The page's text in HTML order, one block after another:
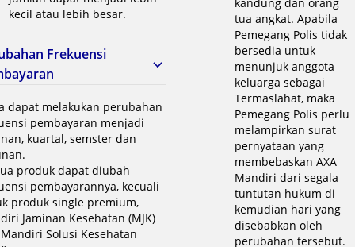
kecil atau lebih besar.
Frekuensi
dapat melakukan perubahan
pembayaran menjadi
kuartal, semster dan
produk dapat diubah
pembayarannya, kecuali
produk single premium,
Jaminan Kesehatan (MJK)
Solusi Kesehatan
kandung dan orang
tua angkat. Apabila
Pemegang Polis tidak
bersedia untuk
menunjuk anggota
keluarga sebagai
Termaslahat, maka
Pemegang Polis perlu
melampirkan surat
pernyataan yang
membebaskan AXA
Mandiri dari segala
tuntutan hukum di
kemudian hari yang
disebabkan oleh
perubahan tersebut.